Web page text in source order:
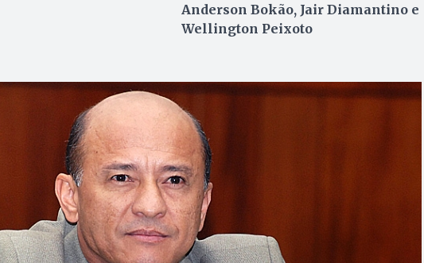
Anderson Bokão, Jair Diamantino e
Wellington Peixoto